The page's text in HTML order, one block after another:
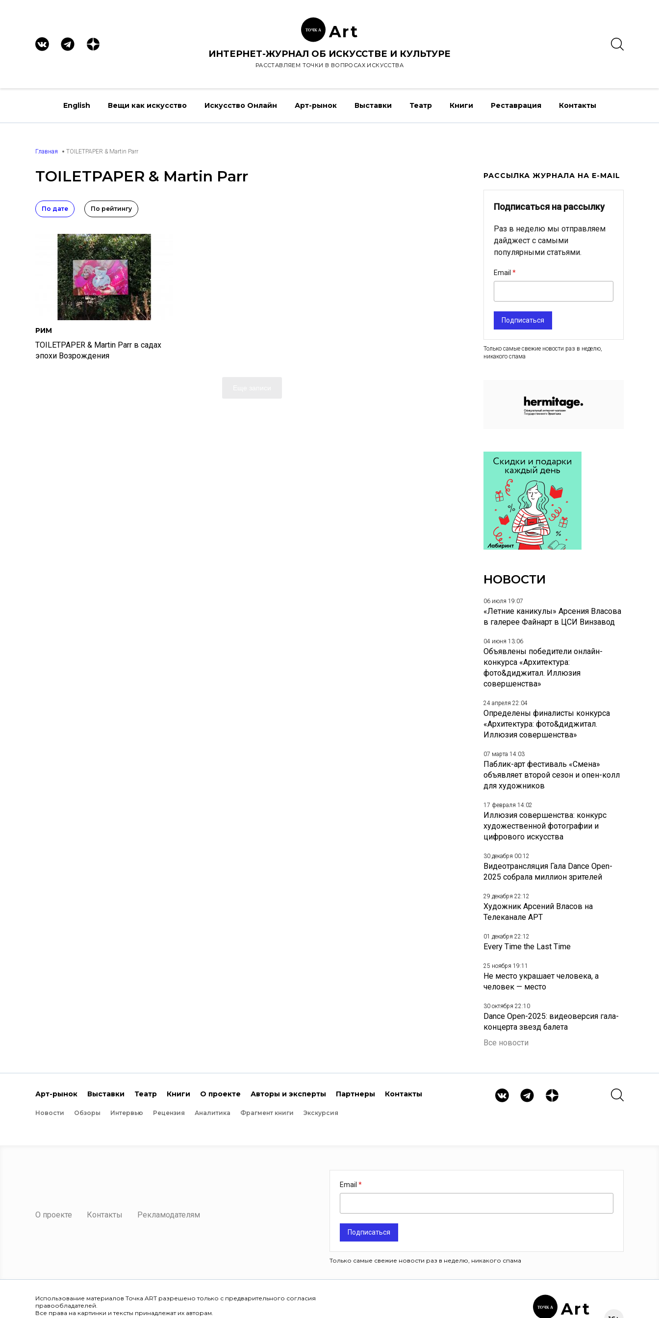
ТОЧК А Art
ИНТЕРНЕТ-ЖУРНАЛ ОБ ИСКУССТВЕ И КУЛЬТУРЕ
РАССТАВЛЯЕМ ТОЧКИ В ВОПРОСАХ ИСКУССТВА
English Вещи как искусство Искусство Онлайн Арт-рынок Выставки Театр Книги Реставрация Контакты
Главная TOILETPAPER & Martin Parr
TOILETPAPER & Martin Parr
По дате По рейтингу
РИМ
TOILETPAPER & Martin Parr в садах
эпохи Возрождения
РАССЫЛКА ЖУРНАЛА НА E-MAIL
Подписаться на рассылку
Раз в неделю мы отправляем
дайджест с самыми
популярными статьями.
Email
Подписаться
Только самые свежие новости раз в неделю,
никакого спама
НОВОСТИ
06 июля 19:07
«Летние каникулы» Арсения Власова
в галерее Файнарт в ЦСИ Винзавод
04 июня 13:06
Объявлены победители онлайн-
конкурса «Архитектура:
фото&диджитал. Иллюзия
совершенства»
24 апреля 22:04
Определены финалисты конкурса
«Архитектура: фото&диджитал.
Иллюзия совершенства»
07 марта 14:03
Паблик-арт фестиваль «Смена»
объявляет второй сезон и опен-колл
для художников
17 февраля 14:02
Иллюзия совершенства: конкурс
художественной фотографии и
цифрового искусства
30 декабря 00:12
Видеотрансляция Гала Dance Open-
2025 собрала миллион зрителей
29 декабря 22:12
Художник Арсений Власов на
Телеканале АРТ
01 декабря 22:12
Every Time the Last Time
25 ноября 19:11
Не место украшает человека, а
человек — место
30 октября 22:10
Dance Open-2025: видеоверсия гала-
концерта звезд балета
Все новости
Арт-рынок Выставки Театр Книги О проекте Авторы и эксперты Партнеры Контакты
Новости Обзоры Интервью Рецензия Аналитика Фрагмент книги Экскурсия
О проекте Контакты Рекламодателям
Email
Подписаться
Только самые свежие новости раз в неделю, никакого спама
Использование материалов Точка ART разрешено только с предварительного согласия
правообладателей.
Все права на картинки и тексты принадлежат их авторам.
ТОЧК А Art